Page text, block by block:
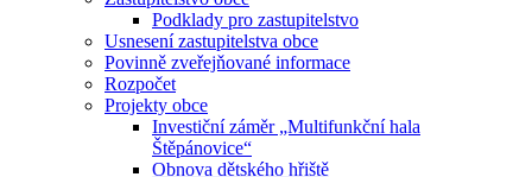
Podklady pro zastupitelstvo
Usnesení zastupitelstva obce
Povinně zveřejňované informace
Rozpočet
Projekty obce
Investiční záměr „Multifunkční hala
Štěpánovice“
Obnova dětského hřiště